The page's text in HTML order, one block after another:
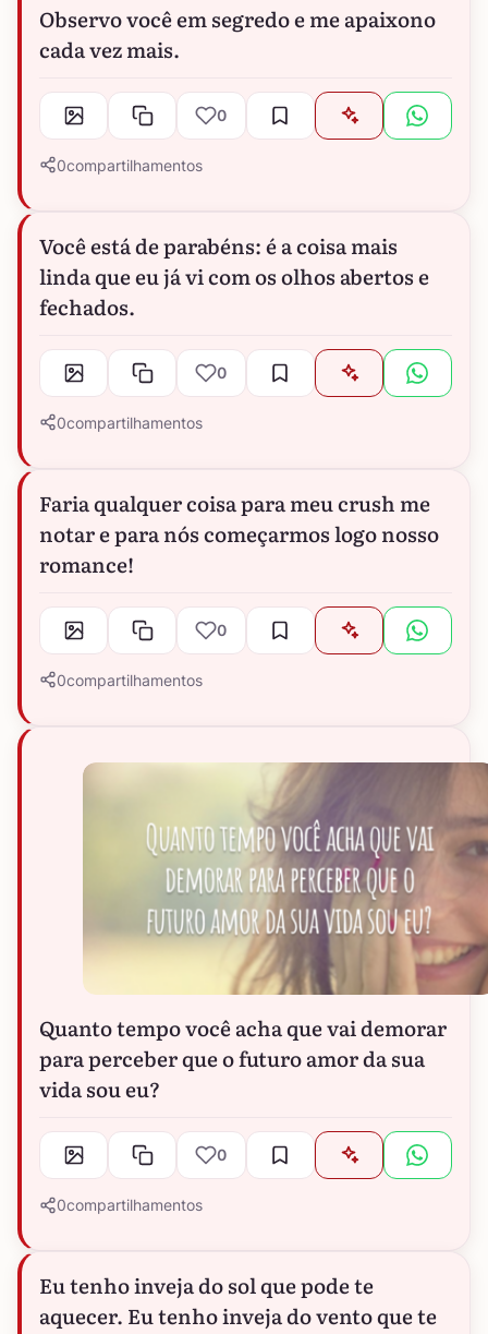
Observo você em segredo e me apaixono
cada vez mais.
0
0compartilhamentos
Você está de parabéns: é a coisa mais
linda que eu já vi com os olhos abertos e
fechados.
0
0compartilhamentos
Faria qualquer coisa para meu crush me
notar e para nós começarmos logo nosso
romance!
0
0compartilhamentos
Quanto tempo você acha que vai demorar
para perceber que o futuro amor da sua
vida sou eu?
0
0compartilhamentos
Eu tenho inveja do sol que pode te
aquecer. Eu tenho inveja do vento que te